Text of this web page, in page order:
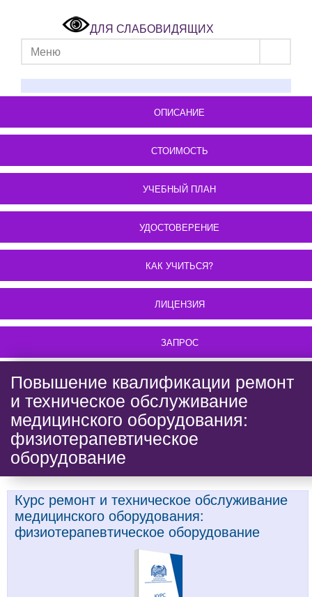
ДЛЯ СЛАБОВИДЯЩИХ
Меню
ОПИСАНИЕ
СТОИМОСТЬ
УЧЕБНЫЙ ПЛАН
УДОСТОВЕРЕНИЕ
КАК УЧИТЬСЯ?
ЛИЦЕНЗИЯ
ЗАПРОС
Повышение квалификации ремонт
и техническое обслуживание
медицинского оборудования:
физиотерапевтическое
оборудование
Курс ремонт и техническое обслуживание
медицинского оборудования:
физиотерапевтическое оборудование